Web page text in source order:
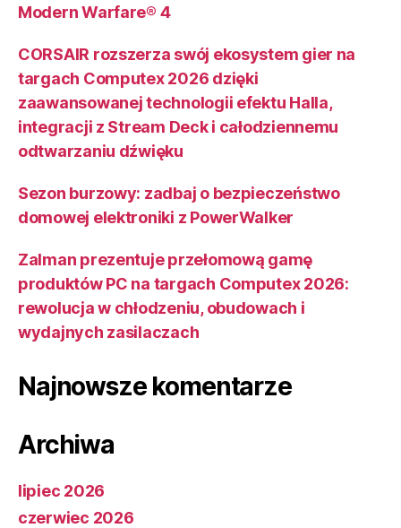
Modern Warfare® 4
CORSAIR rozszerza swój ekosystem gier na
targach Computex 2026 dzięki
zaawansowanej technologii efektu Halla,
integracji z Stream Deck i całodziennemu
odtwarzaniu dźwięku
Sezon burzowy: zadbaj o bezpieczeństwo
domowej elektroniki z PowerWalker
Zalman prezentuje przełomową gamę
produktów PC na targach Computex 2026:
rewolucja w chłodzeniu, obudowach i
wydajnych zasilaczach
Najnowsze komentarze
Archiwa
lipiec 2026
czerwiec 2026